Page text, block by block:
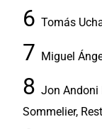
Tomás
Miguel
Jon Andoni
Sommelier,